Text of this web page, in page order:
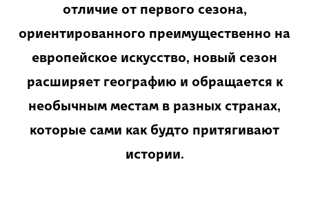
отличие от первого сезона,
ориентированного преимущественно на
европейское искусство, новый сезон
расширяет географию и обращается к
необычным местам в разных странах,
которые сами как будто притягивают
истории.